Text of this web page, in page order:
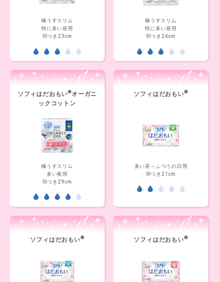
極うすスリム
特に多い昼用
羽つき23cm
極うすスリム
特に多い昼用
羽つき26cm
ソフィはだおもい®オーガニ
ックコットン
極うすスリム
多い夜用
羽つき29cm
ソフィはだおもい®
多い昼～ふつうの日用
羽つき21cm
ソフィはだおもい® ソフィはだおもい®